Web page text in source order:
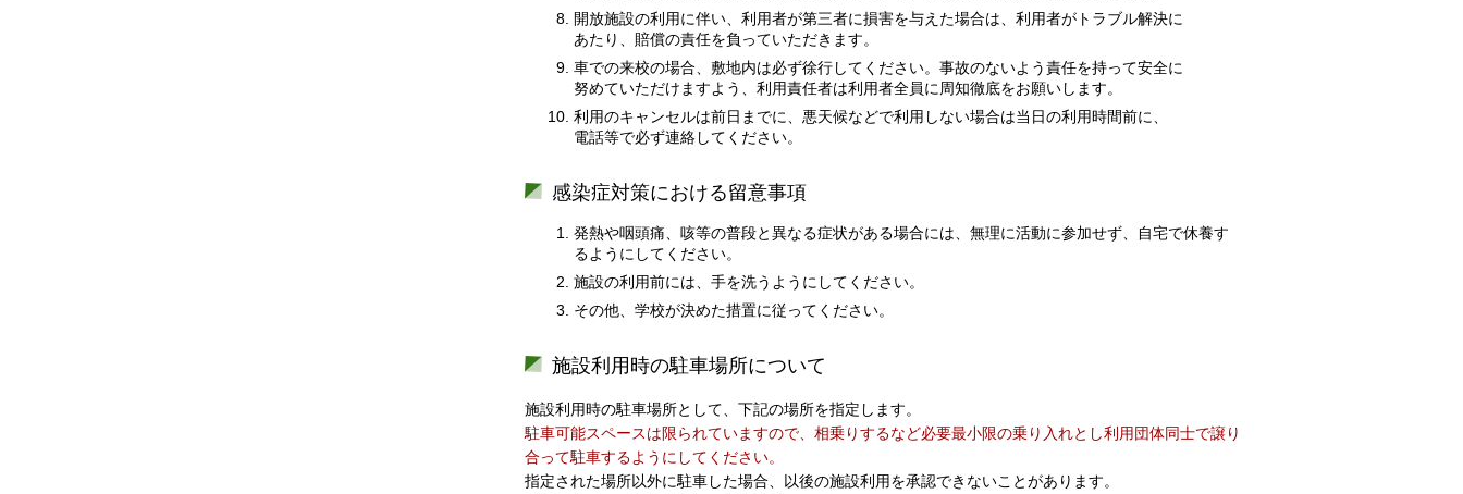
開放施設の利用に伴い、利用者が第三者に損害を与えた場合は、利用者がトラブル解決に
あたり、賠償の責任を負っていただきます。
車での来校の場合、敷地内は必ず徐行してください。事故のないよう責任を持って安全に
努めていただけますよう、利用責任者は利用者全員に周知徹底をお願いします。
利用のキャンセルは前日までに、悪天候などで利用しない場合は当日の利用時間前に、
電話等で必ず連絡してください。
感染症対策における留意事項
発熱や咽頭痛、咳等の普段と異なる症状がある場合には、無理に活動に参加せず、自宅で休養す
るようにしてください。
施設の利用前には、手を洗うようにしてください。
その他、学校が決めた措置に従ってください。
施設利用時の駐車場所について
施設利用時の駐車場所として、下記の場所を指定します。
駐車可能スペースは限られていますので、相乗りするなど必要最小限の乗り入れとし利用団体同士で譲り
合って駐車するようにしてください。
指定された場所以外に駐車した場合、以後の施設利用を承認できないことがあります。